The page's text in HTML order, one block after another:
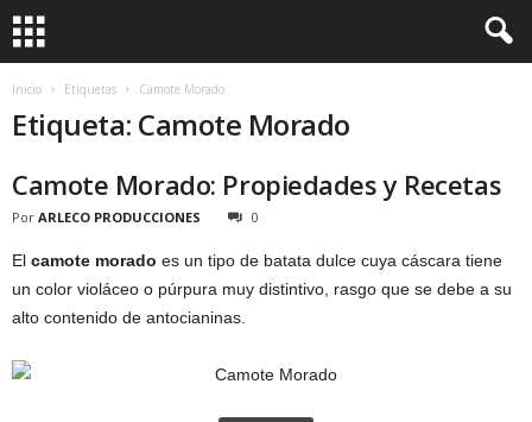
Inicio Etiquetas Camote Morado
Etiqueta: Camote Morado
Camote Morado: Propiedades y Recetas
Por ARLECO PRODUCCIONES 0
El camote morado es un tipo de batata dulce cuya cáscara tiene
un color violáceo o púrpura muy distintivo, rasgo que se debe a su
alto contenido de antocianinas.